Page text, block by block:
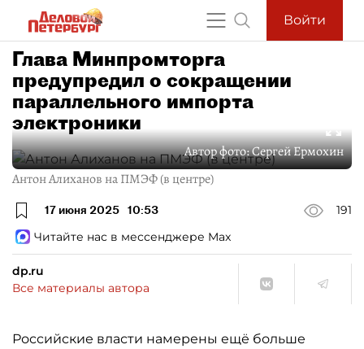
Войти
Глава Минпромторга
предупредил о сокращении
параллельного импорта
электроники
Автор фото:Сергей Ермохин
Антон Алиханов на ПМЭФ (в центре)
17 июня 2025 10:53
191
Читайте нас в мессенджере Max
dp.ru
Все материалы автора
Российские власти намерены ещё больше